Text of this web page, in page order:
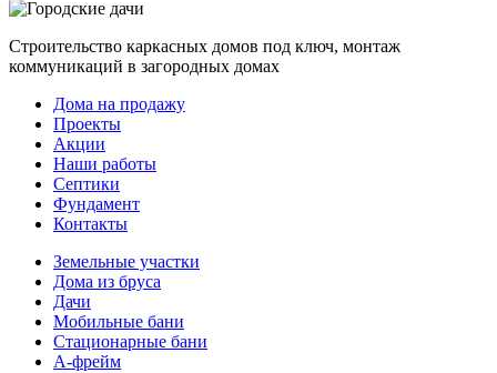
Строительство каркасных домов под ключ, монтаж
коммуникаций в загородных домах
Дома на продажу
Проекты
Акции
Наши работы
Септики
Фундамент
Контакты
Земельные участки
Дома из бруса
Дачи
Мобильные бани
Стационарные бани
A-фрейм